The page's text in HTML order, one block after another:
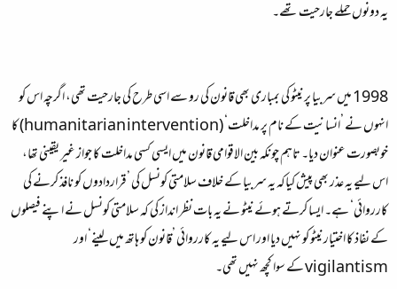
یہ دونوں حملے جارحیت تھے۔
1998 میں سربیا پر نیٹو کی بمباری بھی قانون کی رو سے اسی طرح کی جارحیت تھی، اگرچہ اس کو
انہوں نے ’انسانیت کے نام پر مداخلت‘ (humanitarian intervention) کا
خوبصورت عنوان دیا۔ تاہم چونکہ بین الاقوامی قانون میں ایسی کسی مداخلت کا جواز غیر یقینی تھا،
اس لیے یہ عذر بھی پیش کیاکہ یہ سربیا کے خلاف سلامتی کونسل کی ’قراردادوں کو نافذ کرنے کی
کارروائی‘ ہے۔ ایسا کرتے ہوئے نیٹو نے یہ بات نظر انداز کی کہ سلامتی کونسل نے اپنے فیصلوں
کے نفاذ کا اختیار نیٹو کو نہیں دیا اور اس لیے یہ کارروائی ’قانون کو ہاتھ میں لینے‘ اور
vigilantism کے سوا کچھ نہیں تھی۔